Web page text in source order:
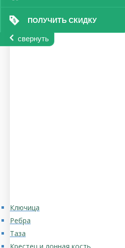
ПОЛУЧИТЬ СКИДКУ
свернуть
Ключица
Ребра
Таза